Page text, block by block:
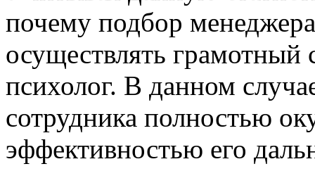
почему подбор
осуществлять
психолог. В данном
сотрудника полностью
эффективностью его